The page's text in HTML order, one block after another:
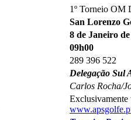
1º Torneio OM
San Lorenzo
8 de Janeiro
09h00
289 396 522
Delegação Sul
Carlos Rocha/
Exclusivamente